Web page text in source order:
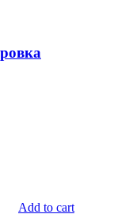
Add to cart